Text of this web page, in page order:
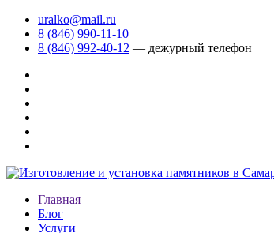
uralko@mail.ru
8 (846) 990-11-10
8 (846) 992-40-12 — дежурный телефон
Главная
Блог
Услуги